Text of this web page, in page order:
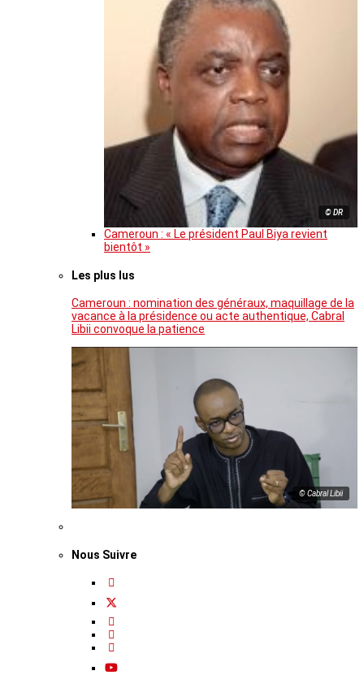
© DR
Cameroun : « Le président Paul Biya revient
bientôt »
Les plus lus
Cameroun : nomination des généraux, maquillage de la
vacance à la présidence ou acte authentique, Cabral
Libii convoque la patience
© Cabral Libii
Nous Suivre